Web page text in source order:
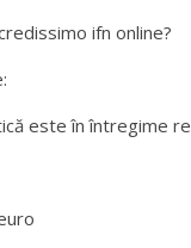
ifn online?
este în întregime